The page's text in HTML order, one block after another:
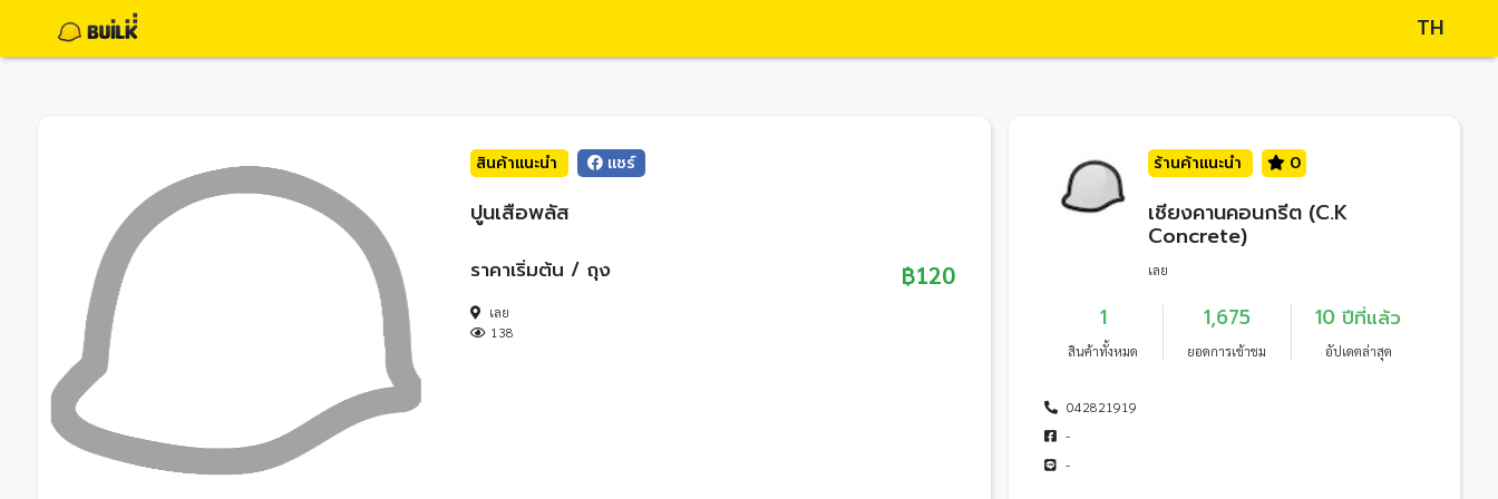
TH
สินค้าแนะนำ แชร์
ปูนเสือพลัส
ราคาเริ่มต้น / ถุง ฿120
เลย
138
ร้านค้าแนะนำ 0
เชียงคานคอนกรีต (C.K
Concrete)
เลย
1
สินค้าทั้งหมด
1,675
ยอดการเข้าชม
10 ปีที่แล้ว
อัปเดตล่าสุด
042821919
-
-